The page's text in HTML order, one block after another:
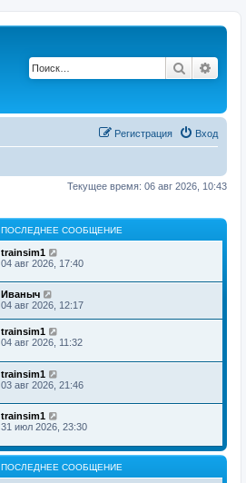
Поиск
Вход
Регистрация
Текущее время: 06 авг 2026, 10:43
ПОСЛЕДНЕЕ СООБЩЕНИЕ
trainsim1
04 авг 2026, 17:40
Иваныч
04 авг 2026, 12:17
trainsim1
04 авг 2026, 11:32
trainsim1
03 авг 2026, 21:46
trainsim1
31 июл 2026, 23:30
ПОСЛЕДНЕЕ СООБЩЕНИЕ